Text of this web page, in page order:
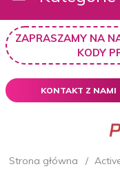
ZAPRASZAMY NA
KODY
KONTAKT Z NAMI
Strona główna